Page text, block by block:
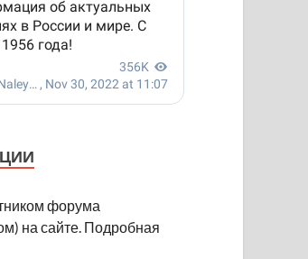
форума
на сайте. Подробная